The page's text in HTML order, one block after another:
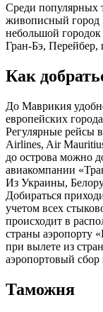
Среди популярных
живописный город
небольшой
Гран-Бэ,
Как
До Маврикия
европейских
Регулярные рейсы
Airlines, Air
до острова можно
авиакомпании
Из Украины,
Добираться
учетом всех
происходит в
страны аэропорту
при вылете из
аэропортовый сбор
Таможня